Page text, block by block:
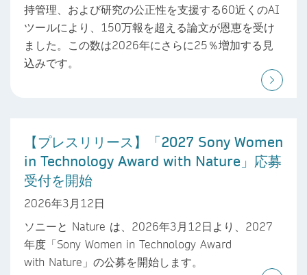
持管理、および研究の公正性を支援する60近くのAI
ツールにより、150万報を超える論文が恩恵を受け
ました。この数は2026年にさらに25％増加する見
込みです。
【プレスリリース】「2027 Sony Women
in Technology Award with Nature」応募
受付を開始
2026年3月12日
ソニーと Nature は、2026年3月12日より、2027
年度「Sony Women in Technology Award
with Nature」の公募を開始します。